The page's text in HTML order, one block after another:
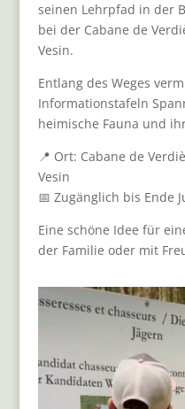
seinen Lehrpfad in der
bei der Cabane de
Vesin.
Entlang des Weges
Informationstafeln
heimische Fauna und
📍 Ort: Cabane de
Vesin
📅 Zugänglich bis Ende
Eine schöne Idee für
der Familie oder mit